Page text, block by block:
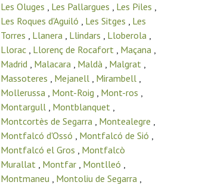
Les Oluges , Les Pallargues , Les Piles ,
Les Roques d'Aguiló , Les Sitges , Les
Torres , Llanera , Llindars , Lloberola ,
Llorac , Llorenç de Rocafort , Maçana ,
Madrid , Malacara , Maldà , Malgrat ,
Massoteres , Mejanell , Mirambell ,
Mollerussa , Mont-Roig , Mont-ros ,
Montargull , Montblanquet ,
Montcortès de Segarra , Montealegre ,
Montfalcó d'Ossó , Montfalcó de Sió ,
Montfalcó el Gros , Montfalcò
Murallat , Montfar , Montlleó ,
Montmaneu , Montoliu de Segarra ,